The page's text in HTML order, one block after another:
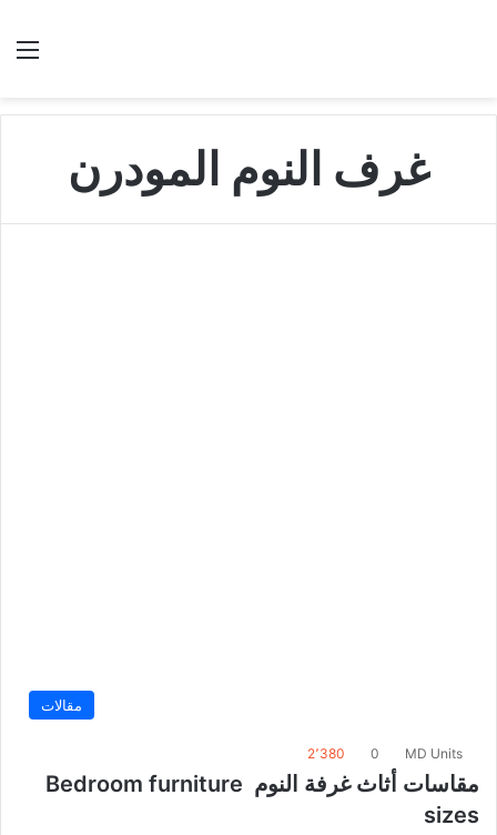
غرف النوم المودرن
مقالات
MD Units
0 2٬380
مقاسات أثاث غرفة النوم Bedroom furniture
sizes